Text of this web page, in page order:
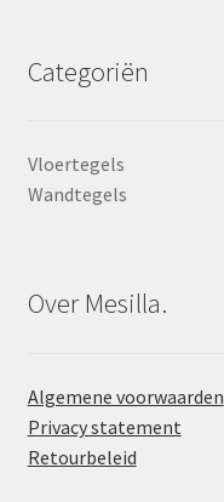
Categoriën
Vloertegels
Wandtegels
Over Mesilla.
Algemene voorwaarden
Privacy statement
Retourbeleid